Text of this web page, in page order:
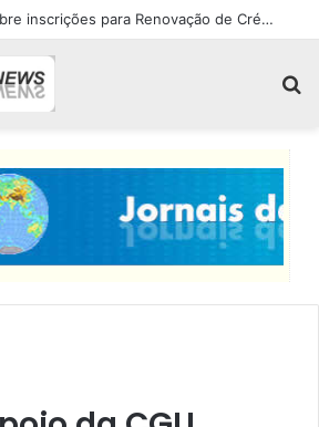
Empreender PB abre inscrições para Renovação de Crédito